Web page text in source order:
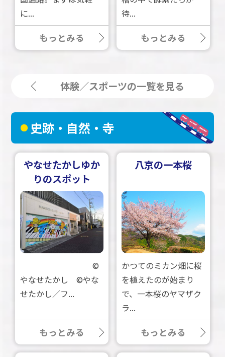
に...
もっとみる
待...
もっとみる
体験／スポーツの一覧を見る
史跡・自然・寺
やなせたかしゆか
りのスポット
©
やなせたかし ©やな
せたかし／フ...
もっとみる
八京の一本桜
かつてのミカン畑に桜
を植えたのが始まり
で、一本桜のヤマザク
ラ...
もっとみる